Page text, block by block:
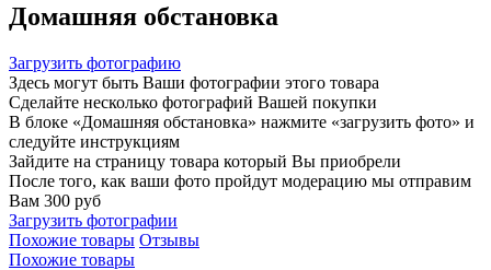
Домашняя обстановка
Загрузить фотографию
Здесь могут быть Ваши фотографии этого товара
Сделайте несколько фотографий Вашей покупки
В блоке «Домашняя обстановка» нажмите «загрузить фото» и
следуйте инструкциям
Зайдите на страницу товара который Вы приобрели
После того, как ваши фото пройдут модерацию мы отправим
Вам 300 руб
Загрузить фотографии
Похожие товары Отзывы
Похожие товары